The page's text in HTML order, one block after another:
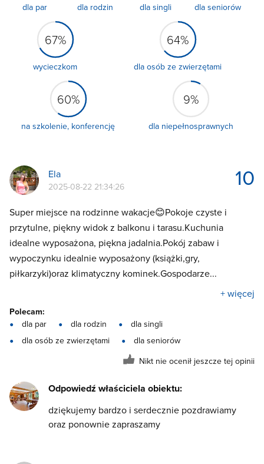
dla par dla rodzin dla singli dla seniorów
67%
wycieczkom
64%
dla osób ze zwierzętami
60%
na szkolenie, konferencję
9%
dla niepełnosprawnych
10
Ela
2025-08-22 21:34:26
Super miejsce na rodzinne wakacje😊Pokoje czyste i
przytulne, piękny widok z balkonu i tarasu.Kuchunia
idealne wyposażona, piękna jadalnia.Pokój zabaw i
wypoczynku idealnie wyposażony (książki,gry,
piłkarzyki)oraz klimatyczny kominek.Gospodarze...
+ więcej
Polecam:
dla par
dla rodzin
dla singli
dla osób ze zwierzętami
dla seniorów
Nikt nie ocenił jeszcze tej opinii
Odpowiedź właściciela obiektu:
dziękujemy bardzo i serdecznie pozdrawiamy
oraz ponownie zapraszamy